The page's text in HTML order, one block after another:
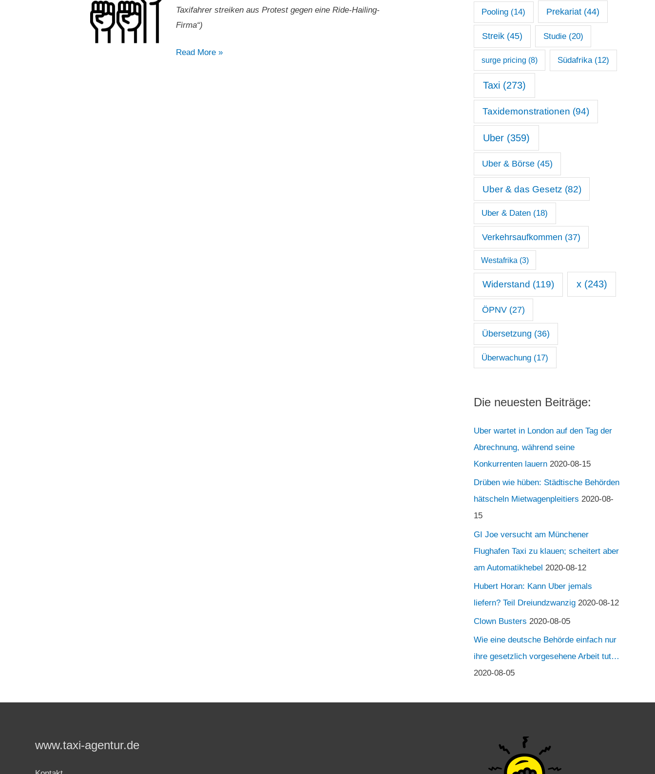
Taxifahrer streiken aus Protest gegen eine Ride-Hailing-
Firma“)
„Griechische
Read More »
Pooling (14) Prekariat(44)
Streik (45) Studie(20)
surge pricing (8) Südafrika(12)
Taxi(273)
Taxidemonstrationen (94)
Uber (359)
Uber & Börse (45)
Uber & das Gesetz (82)
Uber & Daten (18)
Verkehrsaufkommen (37)
Westafrika (3)
Widerstand (119) x(243)
ÖPNV(27)
Übersetzung (36)
Überwachung (17)
Die neuesten Beiträge:
Uber wartet in London auf den Tag der
Abrechnung, während seine
Konkurrenten lauern 2020-08-15
Drüben wie hüben: Städtische Behörden
hätscheln Mietwagenpleitiers 2020-08-
15
GI Joe versucht am Münchener
Flughafen Taxi zu klauen; scheitert aber
am Automatikhebel 2020-08-12
Hubert Horan: Kann Uber jemals
liefern? Teil Dreiundzwanzig 2020-08-12
Clown Busters 2020-08-05
Wie eine deutsche Behörde einfach nur
ihre gesetzlich vorgesehene Arbeit tut…
2020-08-05
www.taxi-agentur.de